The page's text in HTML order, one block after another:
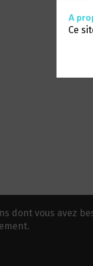
dont vous avez
A
Ce